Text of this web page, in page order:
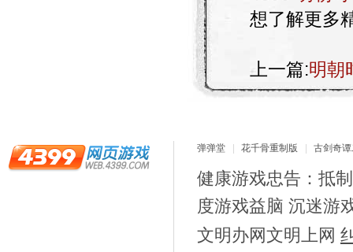
想了解更多
上一篇:明朝
弹弹堂 花千骨重制版 古剑奇谭
健康游戏忠告：抵
度游戏益脑 沉迷游
文明办网文明上网